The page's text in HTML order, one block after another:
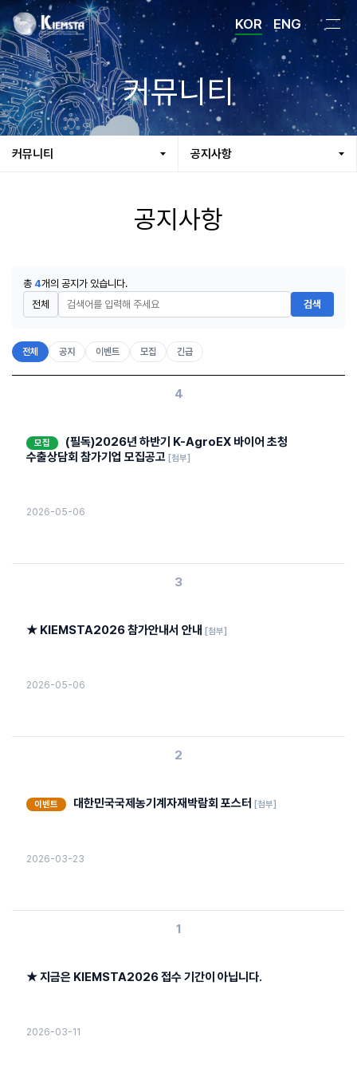
KOR ENG
커뮤니티
커뮤니티 공지사항
공지사항
총 4개의 공지가 있습니다.
검색
전체 공지 이벤트 모집 긴급
4
모집
(필독)2026년 하반기 K-AgroEX 바이어 초청
수출상담회 참가기업 모집공고 [첨부]
2026-05-06
3
★ KIEMSTA2026 참가안내서 안내 [첨부]
2026-05-06
2
이벤트 대한민국국제농기계자재박람회 포스터 [첨부]
2026-03-23
1
★ 지금은 KIEMSTA2026 접수 기간이 아닙니다.
2026-03-11